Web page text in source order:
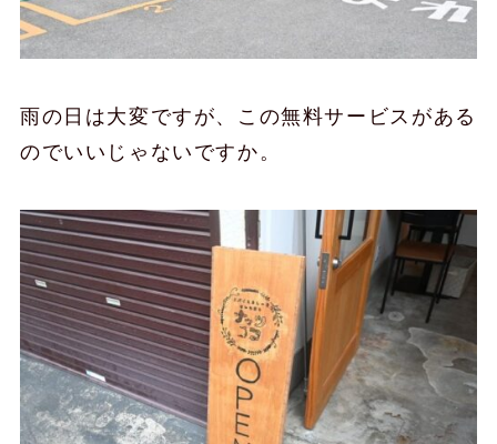
雨の日は大変ですが、この無料サービスがある
のでいいじゃないですか。